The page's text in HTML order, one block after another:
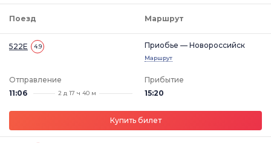
Поезд Маршрут
522Е 4.9 Приобье — Новороссийск
Маршрут
Отправление
11:06
2 д 17 ч 40 м
Прибытие
15:20
Купить билет